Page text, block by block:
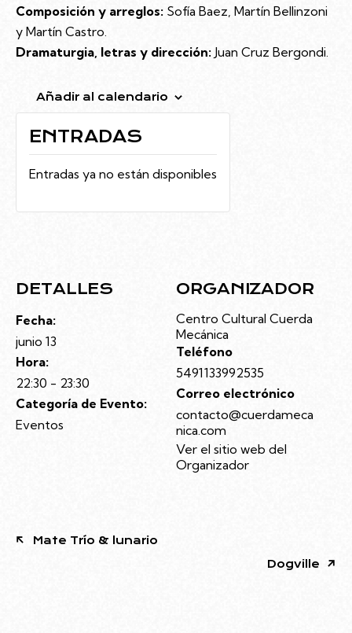
Composición y arreglos: Sofía Baez, Martín Bellinzoni
y Martín Castro.
Dramaturgia, letras y dirección: Juan Cruz Bergondi.
Añadir al calendario
DETALLES
Fecha:
junio 13
Hora:
22:30 - 23:30
Categoría de Evento:
Eventos
ORGANIZADOR
Centro Cultural Cuerda
Mecánica
Teléfono
5491133992535
Correo electrónico
contacto@cuerdameca
nica.com
Ver el sitio web del
Organizador
ENTRADAS
Entradas ya no están disponibles
Mate Trío & lunario
Dogville